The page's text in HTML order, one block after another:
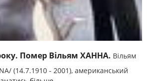
Помер Вільям ХАННА. Вільям
(14.7.1910 - 2001), американський